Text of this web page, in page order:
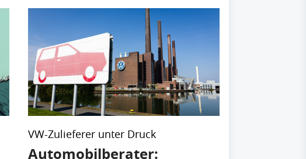
VW-Zulieferer unter Druck
Automobilberater: